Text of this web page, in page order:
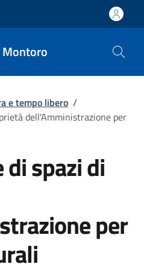
Montoro
e tempo libero /
dell'Amministrazione per
di spazi di
per